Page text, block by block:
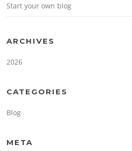
Start your own blog
ARCHIVES
2026
CATEGORIES
Blog
META